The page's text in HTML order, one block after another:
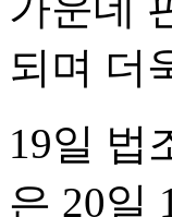
되며 더
19일 법
은 20일